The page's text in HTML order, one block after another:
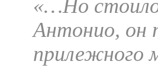
«…Но
Антонио, он
прилежного